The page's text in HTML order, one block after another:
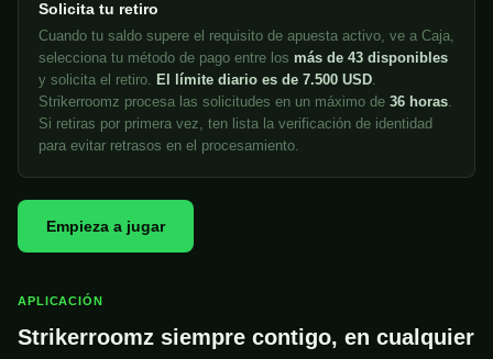
Solicita tu retiro
Cuando tu saldo supere el requisito de apuesta activo, ve a Caja,
selecciona tu método de pago entre los más de 43 disponibles
y solicita el retiro. El límite diario es de 7.500 USD.
Strikerroomz procesa las solicitudes en un máximo de 36 horas.
Si retiras por primera vez, ten lista la verificación de identidad
para evitar retrasos en el procesamiento.
Empieza a jugar
APLICACIÓN
Strikerroomz siempre contigo, en cualquier